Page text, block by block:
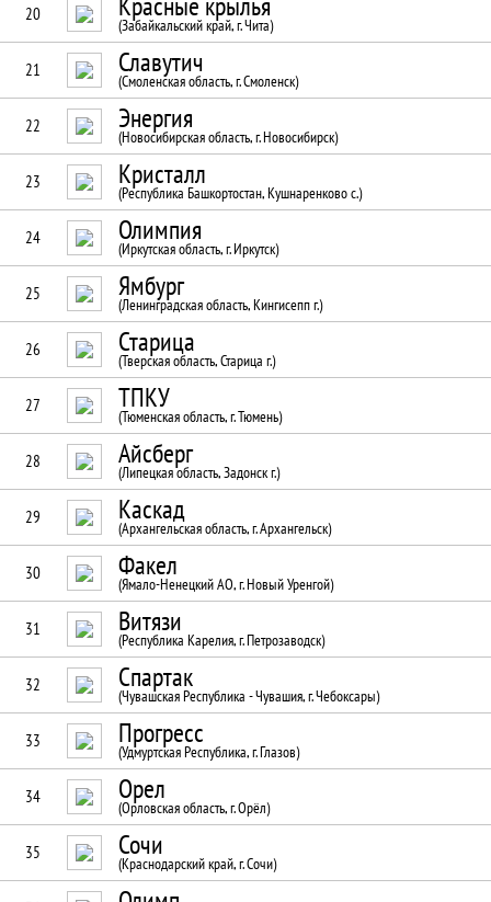
20
(Забайкальский край, г. Чита)
21 Славутич
(Смоленская область, г. Смоленск)
22 Энергия
(Новосибирская область, г. Новосибирск)
23 Кристалл
(Республика Башкортостан, Кушнаренково с.)
24 Олимпия
(Иркутская область, г. Иркутск)
25 Ямбург
(Ленинградская область, Кингисепп г.)
26 Старица
(Тверская область, Старица г.)
27 ТПКУ
(Тюменская область, г. Тюмень)
28 Айсберг
(Липецкая область, Задонск г.)
29 Каскад
(Архангельская область, г. Архангельск)
30 Факел
(Ямало-Ненецкий АО, г. Новый Уренгой)
31 Витязи
(Республика Карелия, г. Петрозаводск)
32 Спартак
(Чувашская Республика - Чувашия, г. Чебоксары)
33 Прогресс
(Удмуртская Республика, г. Глазов)
34 Орел
(Орловская область, г. Орёл)
35 Сочи
(Краснодарский край, г. Сочи)